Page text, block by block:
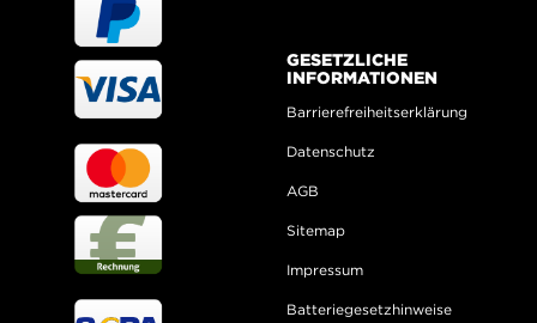
GESETZLICHE
INFORMATIONEN
Barrierefreiheitserklärung
Datenschutz
AGB
Sitemap
Impressum
Batteriegesetzhinweise